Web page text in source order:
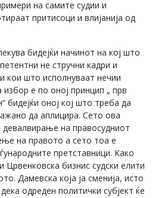
на самите судии и
притисоци и влијанија од
бидејќи начинот на кој што
не стручни кадри и
кои што исполнуваат нечии
е по оној принцип „ прв
бидејќи оној кој што треба да
да аплицира. Сето ова
на правосудниот
на правото а сето тоа е
претставници. Како
бизнис судски елити
Дамевска која ја сменија, исто
одреден политички субјект ќе